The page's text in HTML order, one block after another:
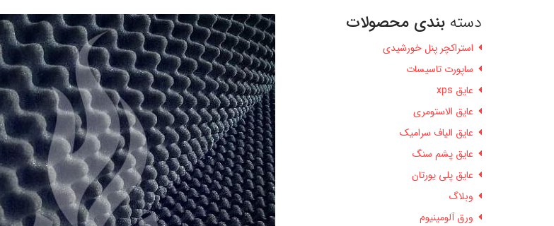
دسته بندی محصولات
استراکچر پنل خورشیدی
ساپورت تاسیسات
عایق xps
عایق الاستومری
عایق الیاف سرامیک
عایق پشم سنگ
عایق پلی یورتان
وبلاگ
ورق آلومینیوم